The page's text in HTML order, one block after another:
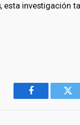
investigación
Facebook